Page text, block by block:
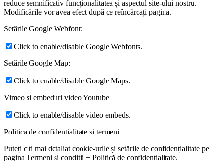
reduce semnificativ funcționalitatea și aspectul site-ului nostru.
Modificările vor avea efect după ce reîncărcați pagina.
Setările Google Webfont:
Click to enable/disable Google Webfonts.
Setările Google Map:
Click to enable/disable Google Maps.
Vimeo și embeduri video Youtube:
Click to enable/disable video embeds.
Politica de confidentialitate si termeni
Puteți citi mai detaliat cookie-urile și setările de confidențialitate pe
pagina Termeni si conditii + Politică de confidențialitate.